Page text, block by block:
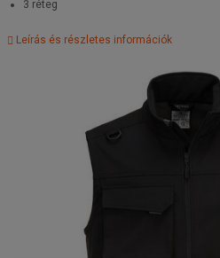
3 réteg
Leírás és részletes információk